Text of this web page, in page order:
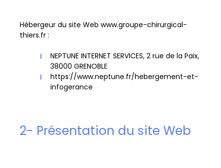
Hébergeur du site Web www.groupe-chirurgical-
thiers.fr :
NEPTUNE INTERNET SERVICES, 2 rue de la Paix,
38000 GRENOBLE
https://www.neptune.fr/hebergement-et-
infogerance
2- Présentation du site Web